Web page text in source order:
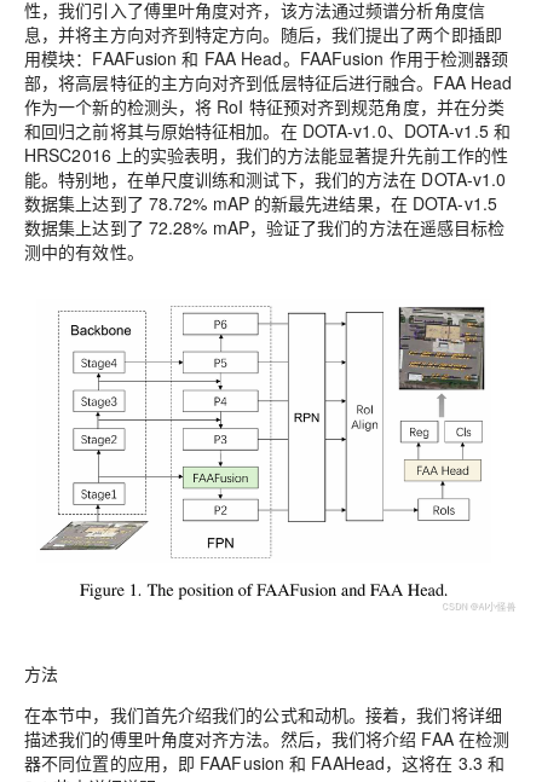
性，我们引入了傅里叶角度对齐，该方法通过频谱分析角度信
息，并将主方向对齐到特定方向。随后，我们提出了两个即插即
用模块： FAAFusion 和 FAA Head。FAAFusion 作用于检测器颈
部，将高层特征的主方向对齐到低层特征后进行融合。FAA Head
作为一个新的检测头，将 RoI 特征预对齐到规范角度，并在分类
和回归之前将其与原始特征相加。在 DOTA-v1.0、DOTA-v1.5 和
HRSC2016 上的实验表明，我们的方法能显著提升先前工作的性
能。特别地，在单尺度训练和测试下，我们的方法在 DOTA-v1.0
数据集上达到了 78.72% mAP 的新最先进结果，在 DOTA-v1.5
数据集上达到了 72.28% mAP，验证了我们的方法在遥感目标检
测中的有效性。
方法
在本节中，我们首先介绍我们的公式和动机。接着，我们将详细
描述我们的傅里叶角度对齐方法。然后，我们将介绍 FAA 在检测
器不同位置的应用，即 FAAFusion 和 FAAHead，这将在 3.3 和